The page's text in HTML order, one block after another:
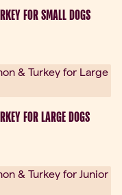
FOR SMALL DOGS
FOR LARGE DOGS